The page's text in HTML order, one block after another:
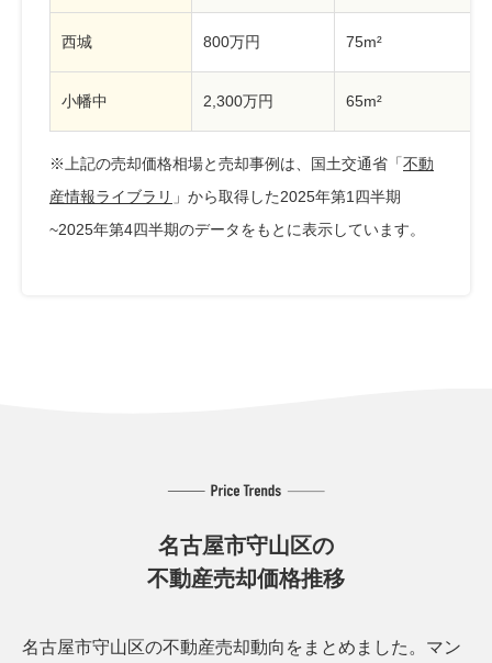
西城 800万円 75m²
小幡中 2,300万円 65m²
※上記の売却価格相場と売却事例は、国土交通省「不動
産情報ライブラリ 」から取得した2025年第1四半期
~2025年第4四半期のデータをもとに表示しています。
名古屋市守山区の
不動産売却価格推移
名古屋市守山区の不動産売却動向をまとめました。 マン